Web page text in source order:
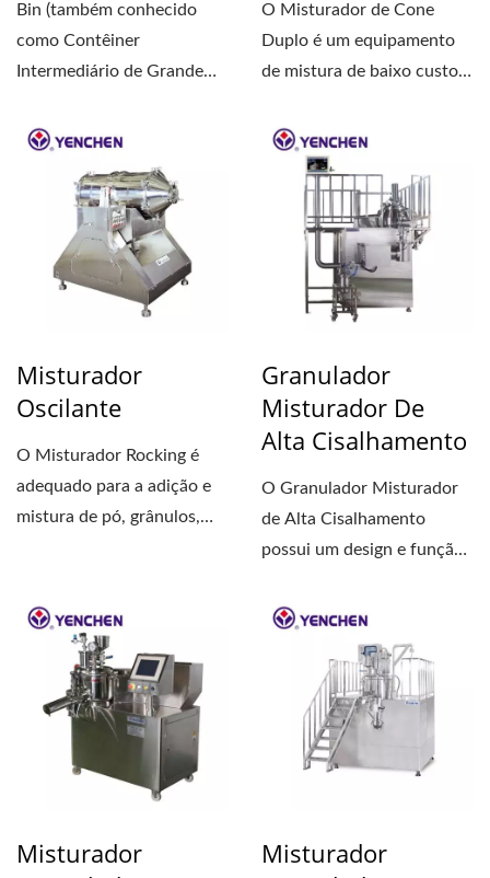
Bin (também conhecido
como Contêiner
Intermediário de Grande
Bin são...
O Misturador de Cone
Duplo é um equipamento
de mistura de baixo custo
Misturador
Oscilante
O Misturador Rocking é
adequado para a adição e
mistura de pó, grânulos,
Granulador
Misturador De
Alta Cisalhamento
O Granulador Misturador
de Alta Cisalhamento
possui um design e função
Misturador
Misturador